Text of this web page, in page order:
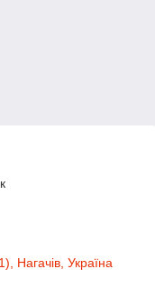
Нагачів, Україна